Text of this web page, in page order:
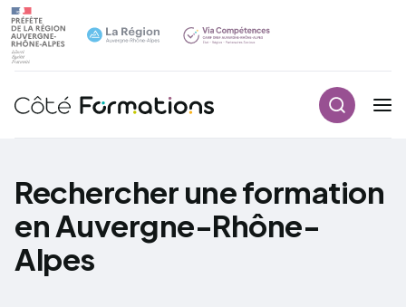
Navigation principale
Rechercher une formation
en Auvergne-Rhône-
Alpes